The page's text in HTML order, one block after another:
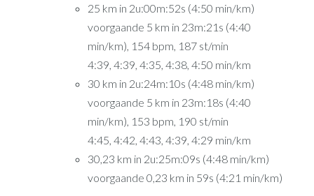
25 km in 2u:00m:52s (4:50 min/km)
voorgaande 5 km in 23m:21s (4:40
min/km), 154 bpm, 187 st/min
4:39, 4:39, 4:35, 4:38, 4:50 min/km
30 km in 2u:24m:10s (4:48 min/km)
voorgaande 5 km in 23m:18s (4:40
min/km), 153 bpm, 190 st/min
4:45, 4:42, 4:43, 4:39, 4:29 min/km
30,23 km in 2u:25m:09s (4:48 min/km)
voorgaande 0,23 km in 59s (4:21 min/km)